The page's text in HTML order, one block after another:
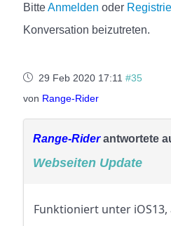
BitteAnmelden oder
Konversation beizutreten.
29 Feb 2020 17:11 #35
von Range-Rider
Range-Riderantwortete
Webseiten Update
Funktioniert unter